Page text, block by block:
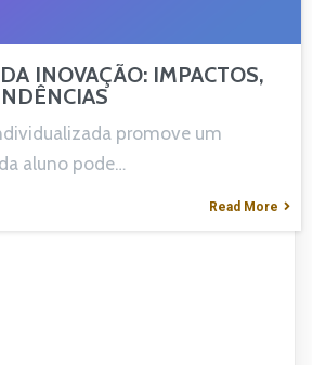
INOVAÇÃO: IMPACTOS,
promove um
aluno pode…
Read More